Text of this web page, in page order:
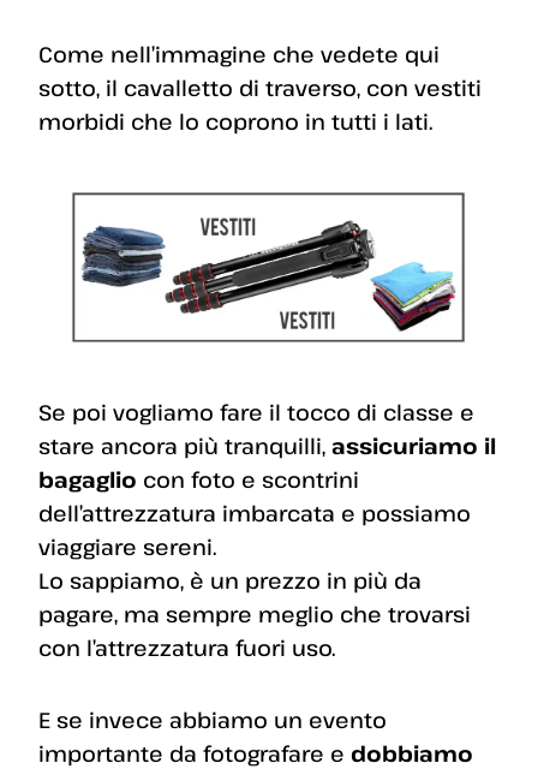
Come nell’immagine che vedete qui
sotto, il cavalletto di traverso, con vestiti
morbidi che lo coprono in tutti i lati.
Se poi vogliamo fare il tocco di classe e
stare ancora più tranquilli, assicuriamo il
bagaglio con foto e scontrini
dell’attrezzatura imbarcata e possiamo
viaggiare sereni.
Lo sappiamo, è un prezzo in più da
pagare, ma sempre meglio che trovarsi
con l’attrezzatura fuori uso.
E se invece abbiamo un evento
importante da fotografare e dobbiamo